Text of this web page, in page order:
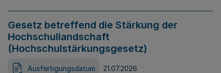
Gesetz betreffend die Stärkung der
Hochschullandschaft
(Hochschulstärkungsgesetz)
Ausfertigungsdatum 21.07.2026